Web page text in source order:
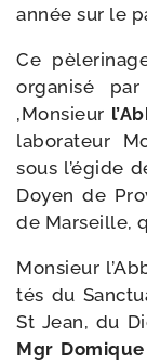
année sur le
Ce
orga­ni­sé
‚Monsieur
la­bo­ra­teur
sous l’é­gide
Doyen de
de Marseille,
Monsieur
tés du
St Jean, du
Mgr